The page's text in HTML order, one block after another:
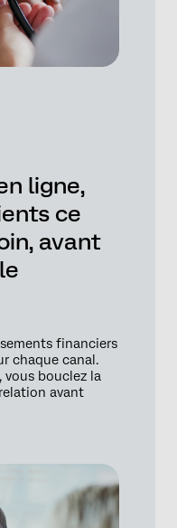
ligne,
ce
avant
financiers
chaque canal.
vous bouclez la
avant